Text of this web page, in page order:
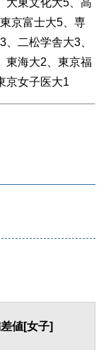
大東文化大5、高
京富士大5、専
二松学舎大3、
東海大2、東京福
京女子医大1
値[女子]